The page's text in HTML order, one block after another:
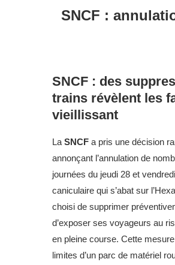
SNCF :
SNCF : des
trains révèlent les
vieillissant
La SNCF a pris une décision
annonçant l’annulation de
journées du jeudi 28 et
caniculaire qui s’abat sur
choisi de supprimer
d’exposer ses voyageurs au
en pleine course. Cette
limites d’un parc de matériel